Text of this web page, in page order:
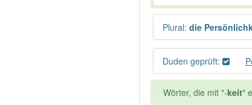
Plural: die
Duden geprüft:
Wörter, die mit "-keit"